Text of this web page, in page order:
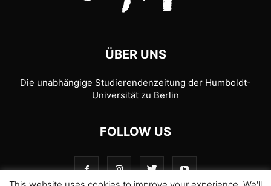
ÜBER UNS
Die unabhängige Studierendenzeitung der Humboldt-
Universität zu Berlin
FOLLOW US